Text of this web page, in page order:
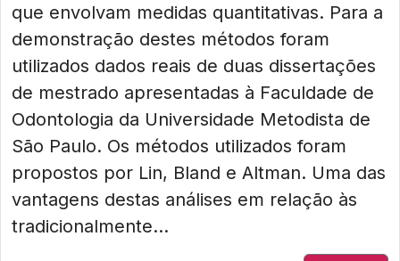
que envolvam medidas quantitativas. Para a
demonstração destes métodos foram
utilizados dados reais de duas dissertações
de mestrado apresentadas à Faculdade de
Odontologia da Universidade Metodista de
São Paulo. Os métodos utilizados foram
propostos por Lin, Bland e Altman. Uma das
vantagens destas análises em relação às
tradicionalmente...